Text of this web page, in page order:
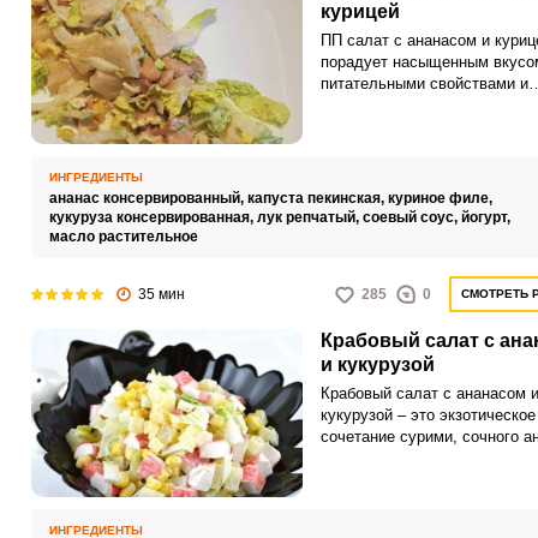
курицей
ПП салат с ананасом и
порадует насыщенным
питательными свойствами и
ИНГРЕДИЕНТЫ
ананас консервированный, капуста пекинская, куриное филе,
кукуруза консервированная, лук репчатый, соевый соус, йогурт,
масло растительное
35 мин 285 0 СМОТРЕТЬ
Крабовый салат с
и кукурузой
Крабовый салат с ананасом и
кукурузой – это экзотическое
сочетание сурими, сочного
ИНГРЕДИЕНТЫ